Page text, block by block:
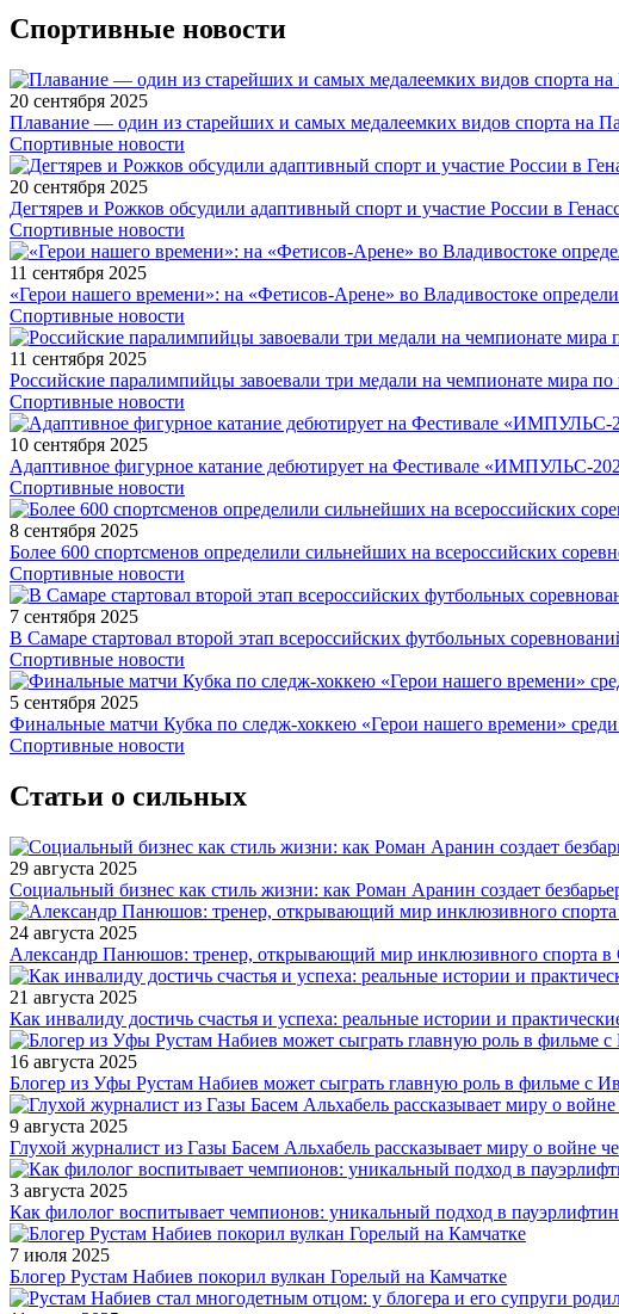
Спортивные новости
20 сентября 2025
Плавание — один из старейших и самых медалеемких видов спорта на
Спортивные новости
20 сентября 2025
Дегтярев и Рожков обсудили адаптивный спорт и участие России в
Спортивные новости
11 сентября 2025
«Герои нашего времени»: на «Фетисов-Арене» во Владивостоке
Спортивные новости
11 сентября 2025
Российские паралимпийцы завоевали три медали на чемпионате мира
Спортивные новости
10 сентября 2025
Адаптивное фигурное катание дебютирует на Фестивале «ИМПУЛЬС-
Спортивные новости
8 сентября 2025
Более 600 спортсменов определили сильнейших на всероссийских
Спортивные новости
7 сентября 2025
В Самаре стартовал второй этап всероссийских футбольных
Спортивные новости
5 сентября 2025
Финальные матчи Кубка по следж-хоккею «Герои нашего времени»
Спортивные новости
Статьи о сильных
29 августа 2025
Социальный бизнес как стиль жизни: как Роман Аранин создает
24 августа 2025
Александр Панюшов: тренер, открывающий мир инклюзивного спорта в
21 августа 2025
Как инвалиду достичь счастья и успеха: реальные истории и
16 августа 2025
Блогер из Уфы Рустам Набиев может сыграть главную роль в фильме с
9 августа 2025
Глухой журналист из Газы Басем Альхабель рассказывает миру о войне
3 августа 2025
Как филолог воспитывает чемпионов: уникальный подход в
7 июля 2025
Блогер Рустам Набиев покорил вулкан Горелый на Камчатке